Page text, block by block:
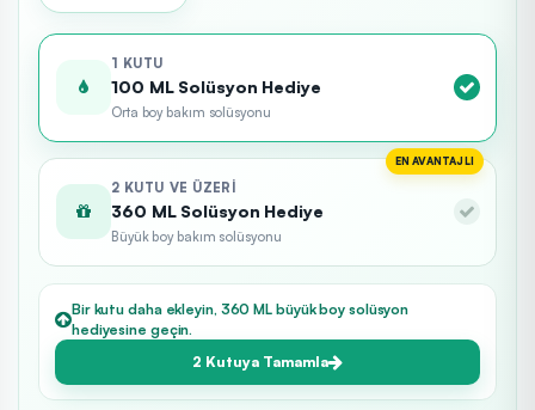
1 KUTU
100 ML Solüsyon Hediye
Orta boy bakım solüsyonu
EN AVANTAJLI
2 KUTU VE ÜZERI
360 ML Solüsyon Hediye
Büyük boy bakım solüsyonu
Bir kutu daha ekleyin, 360 ML büyük boy solüsyon
hediyesine geçin.
2 Kutuya Tamamla